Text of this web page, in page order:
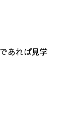
あれば見学